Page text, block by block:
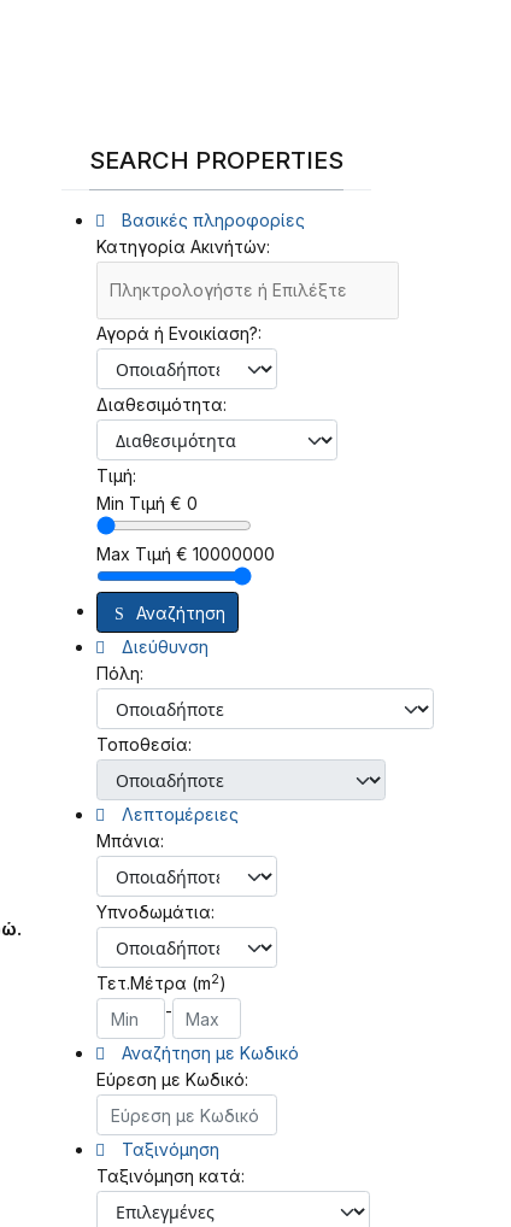
SEARCH PROPERTIES
Βασικές πληροφορίες
Κατηγορία Ακινήτών:
Αγορά ή Ενοικίαση?:
Διαθεσιμότητα:
Τιμή:
Min Τιμή € 0
Max Τιμή € 10000000
Αναζήτηση
Διεύθυνση
Πόλη:
Τοποθεσία:
Λεπτομέρειες
Μπάνια:
Υπνοδωμάτια:
Τετ.Μέτρα (m2)
-
Αναζήτηση με Κωδικό
Εύρεση με Κωδικό:
Ταξινόμηση
Ταξινόμηση κατά: